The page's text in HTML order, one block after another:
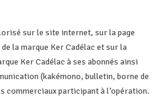
sur le site internet, sur la page
la marque Ker Cadélac et sur la
Ker Cadélac à ses abonnés ainsi
(kakémono, bulletin, borne de
commerciaux participant à l’opération.